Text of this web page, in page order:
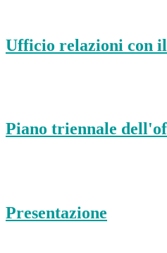
Ufficio relazioni con
Piano triennale
Presentazione